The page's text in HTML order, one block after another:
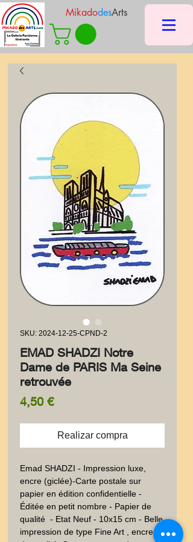
MikadodesArts
SKU: 2024-12-25-CPND-2
EMAD SHADZI Notre
Dame de PARIS Ma Seine
retrouvée
4,50 €Precio
Realizar compra
Emad SHADZI - Impression luxe,
encre (giclée)-Carte postale sur
papier en édition confidentielle -
Éditée en petit nombre - Papier de
qualité  - Etat Neuf - 10x15 cm - Belle
impression de type Fine Art , encre